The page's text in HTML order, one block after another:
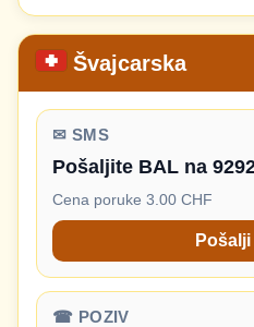
Švajcarska
✉ SMS
Pošaljite BAL na
Cena poruke 3.00 CHF
Pošalji
☎ POZIV